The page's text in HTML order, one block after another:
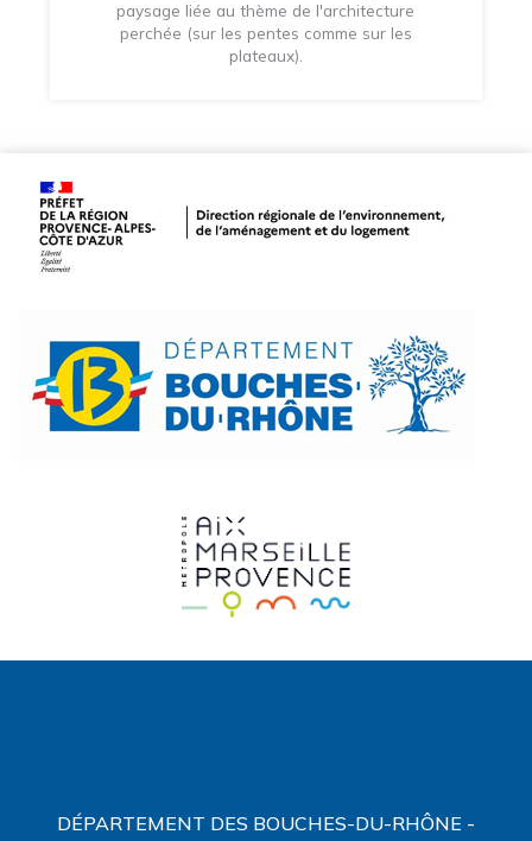
paysage liée au thème de l'architecture
perchée (sur les pentes comme sur les
plateaux).
DÉPARTEMENT DES BOUCHES-DU-RHÔNE -